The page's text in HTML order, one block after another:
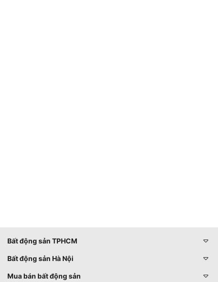
Bất động sản TPHCM
Bất động sản Hà Nội
Mua bán bất động sản